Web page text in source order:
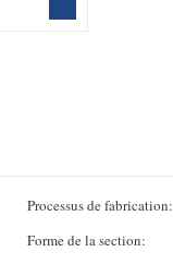
Processus de fabrication:
Forme de la section: